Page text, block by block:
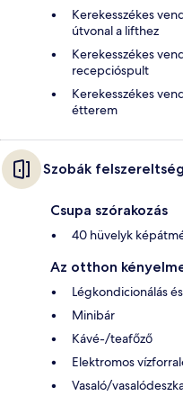
Kerekesszékes
útvonal a lifthez
Kerekesszékes
recepcióspult
Kerekesszékes
étterem
Szobák
Csupa szórakozás
40 hüvelyk
Az otthon
Légkondicionálás
Minibár
Kávé-/teafőző
Elektromos
Vasaló/